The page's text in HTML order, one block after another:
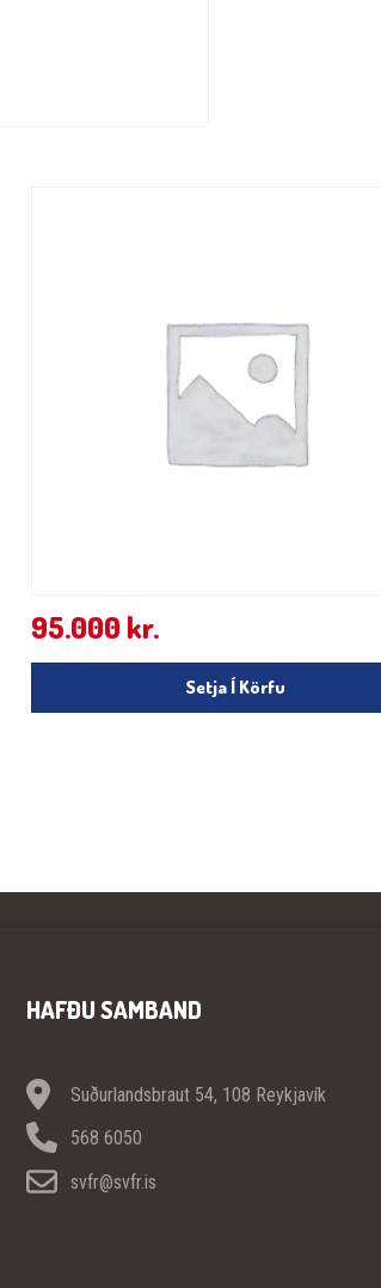
95.000 kr.
Setja Í Körfu
HAFÐU SAMBAND
Suðurlandsbraut 54, 108 Reykjavík
568 6050
svfr@svfr.is